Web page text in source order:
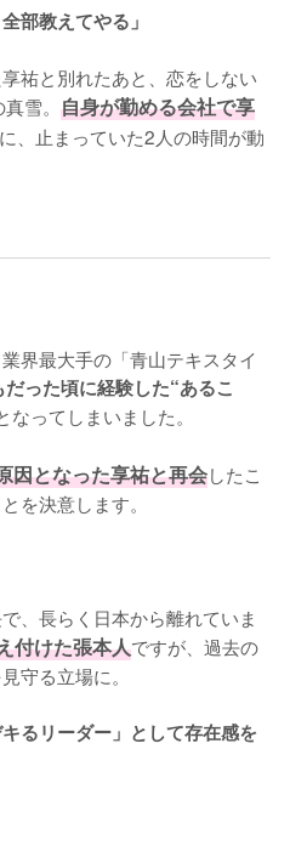
部教えてやる」
祐と別れたあと、恋をしない
雪。 自身が勤める会社で享
に、止まっていた2人の時間が動
界最大手の「青山テキスタイ
だった頃に経験した“あるこ
なってしまいました。
因となった享祐と再会したこ
を決意します。
、長らく日本から離れていま
付けた張本人ですが、過去の
守る立場に。
るリーダー」として存在感を